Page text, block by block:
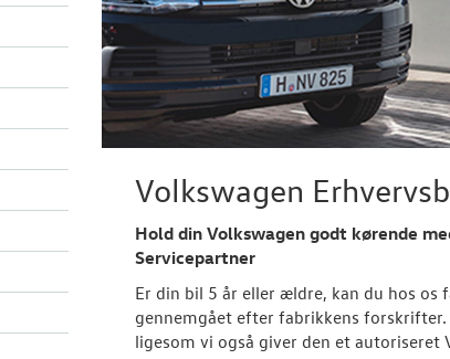
Volkswagen
Hold din Volkswagen godt kørende
Servicepartner
Er din bil 5 år eller ældre, kan du hos os
gennemgået efter fabrikkens
ligesom vi også giver den et autoriseret